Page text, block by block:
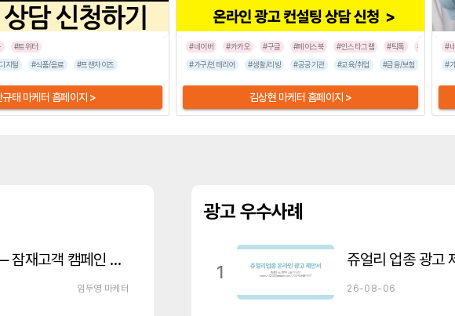
#병원/건강 #가전/디지털 #뷰티/미용 #기업서비스 #패션/잡화 #스타트업 #스포츠/레저 #식품/음료 #엔터
#트위터
지털 #식품/음료 #프랜차이즈
규태 마케터 홈페이지 >
#네이버 #카카오 #구글 #페이스북 #인스타그램 #틱톡
#트위터
#가구/인테리어
#생활/리빙 #공공기관 #교육/취업 #금융/보험 #이벤
김상현 마케터 홈페이지 >
#
#
메타 광고로 DB 수집하는 방법 — 잠재고객 캠페인 세팅 가이드
임두영 마케터
광고 우수사례
1
쥬얼리 업종 광고
26-08-06